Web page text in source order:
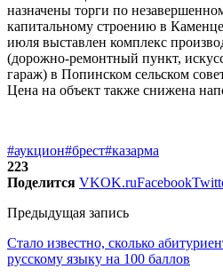
назначены торги по
капитальному строению в
июля выставлен комплекс
(дорожно-ремонтный пункт,
гараж) в Попинском сельском
Цена на объект также снижена
#аукцион#брест#казарма
223
Поделится VKOK.ruFacebook
Предыдущая запись
Стало известно, сколько
русскому языку на 100 баллов